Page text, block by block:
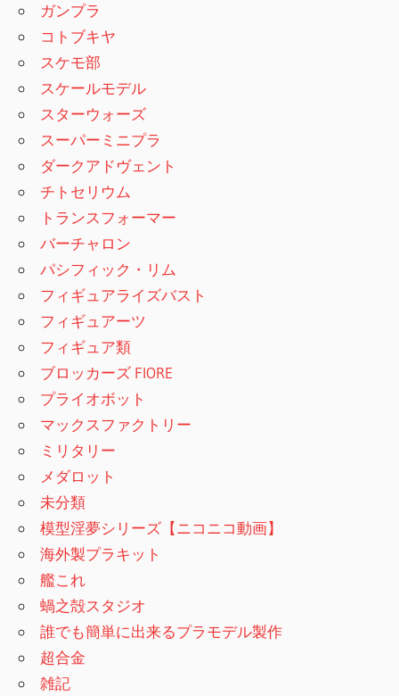
ガンプラ
コトブキヤ
スケモ部
スケールモデル
スターウォーズ
スーパーミニプラ
ダークアドヴェント
チトセリウム
トランスフォーマー
バーチャロン
パシフィック・リム
フィギュアライズバスト
フィギュアーツ
フィギュア類
ブロッカーズ FIORE
プライオボット
マックスファクトリー
ミリタリー
メダロット
未分類
模型淫夢シリーズ【ニコニコ動画】
海外製プラキット
艦これ
蝸之殻スタジオ
誰でも簡単に出来るプラモデル製作
超合金
雑記